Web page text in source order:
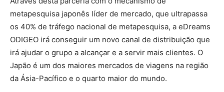
metapesquisa japonês líder de mercado, que ultrapassa
os 40% de tráfego nacional de metapesquisa, a eDreams
ODIGEO irá conseguir um novo canal de distribuição que
irá ajudar o grupo a alcançar e a servir mais clientes. O
Japão é um dos maiores mercados de viagens na região
da Ásia-Pacífico e o quarto maior do mundo.